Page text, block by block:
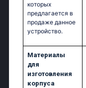
которых
предлагается в
продаже данное
устройство.
Материалы
для
изготовления
корпуса